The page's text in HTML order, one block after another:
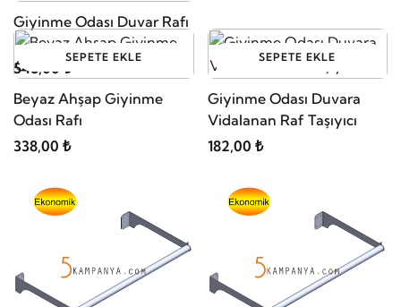
Giyinme Odası Duvar Rafı
546,00 ₺
SEPETE EKLE
Beyaz Ahşap Giyinme
Odası Rafı
338,00 ₺
SEPETE EKLE
Giyinme Odası Duvara
Vidalanan Raf Taşıyıcı
182,00 ₺